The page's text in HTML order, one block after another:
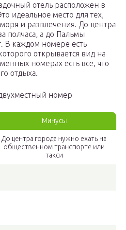
отель расположен в
идеальное место для тех,
и развлечения. До центра
полчаса, а до Пальмы
В каждом номере есть
открывается вид на
номерах есть все, что
отдыха.
номер
Минусы
До центра города нужно ехать на
общественном транспорте или
такси